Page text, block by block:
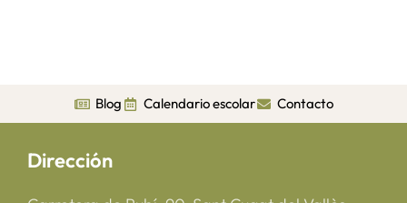
Blog Calendario escolar Contacto
Dirección